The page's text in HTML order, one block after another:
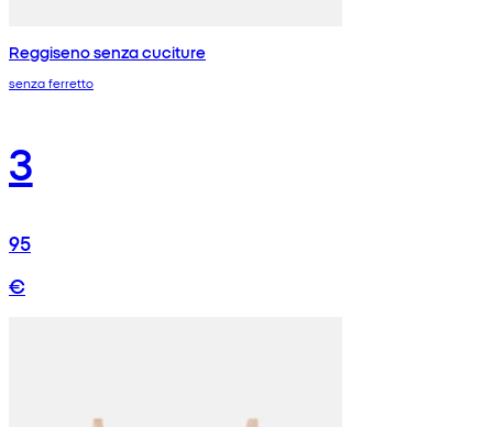
Reggiseno senza cuciture
senza ferretto
3
95
€